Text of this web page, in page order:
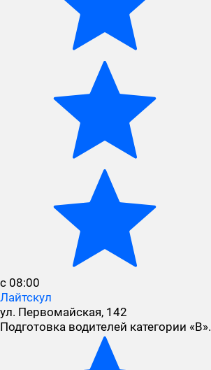
с 08:00
Лайтскул
ул. Первомайская, 142
Подготовка водителей категории «В».